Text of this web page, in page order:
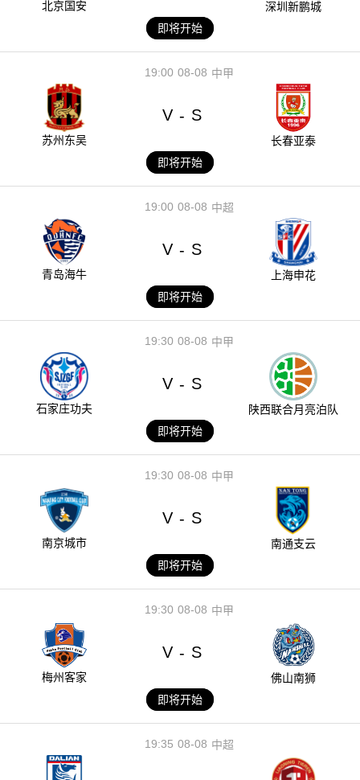
北京国安
深圳新鹏城
即将开始
08-08
19:00 中甲
苏州东吴
V - S
长春亚泰
即将开始
08-08
19:00 中超
青岛海牛
V - S
上海申花
即将开始
08-08
19:30 中甲
石家庄功夫
V - S
陕西联合月亮泊队
即将开始
08-08
19:30 中甲
南京城市
V - S
南通支云
即将开始
08-08
19:30 中甲
梅州客家
V - S
佛山南狮
即将开始
08-08
19:35 中超